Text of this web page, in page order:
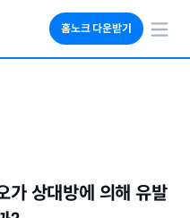
홈노크 다운받기
가 상대방에 의해 유발